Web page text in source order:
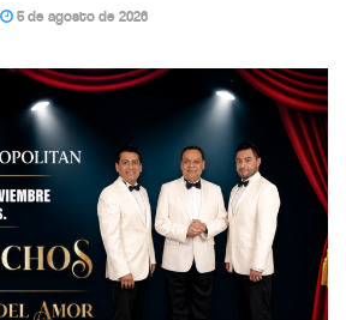
5 de agosto de 2026